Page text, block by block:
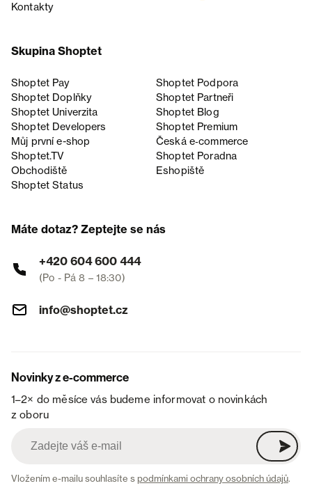
Kontakty
Skupina Shoptet
Shoptet Pay
Shoptet Podpora
Shoptet Doplňky
Shoptet Partneři
Shoptet Univerzita
Shoptet Blog
Shoptet Developers
Shoptet Premium
Můj první e-shop
Česká e‑commerce
Shoptet.TV
Shoptet Poradna
Obchodiště
Eshopiště
Shoptet Status
Máte dotaz? Zeptejte se nás
+420 604 600 444
(Po - Pá 8 – 18:30)
info@shoptet.cz
Novinky z e-commerce
1–2× do měsíce vás budeme informovat o novinkách
z oboru
Vložením e-mailu souhlasíte spodmínkami ochrany osobních údajů.